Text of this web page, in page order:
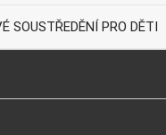
SOUSTŘEDĚNÍ PRO DĚTI